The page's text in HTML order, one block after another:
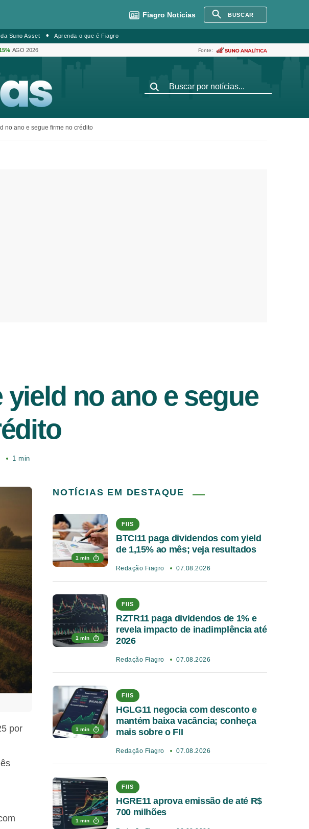
Fiagro Notícias BUSCAR
Suno Asset Aprenda o que é Fiagro
AGO 2026 Fonte:
no ano e segue firme no crédito
yield no ano e segue
1 min
por
NOTÍCIAS EM DESTAQUE
1 min
FIIS
BTCI11 paga dividendos com yield
de 1,15% ao mês; veja resultados
Redação Fiagro 07.08.2026
1 min
FIIS
RZTR11 paga dividendos de 1% e
revela impacto de inadimplência até
2026
Redação Fiagro 07.08.2026
1 min
FIIS
HGLG11 negocia com desconto e
mantém baixa vacância; conheça
mais sobre o FII
Redação Fiagro 07.08.2026
1 min
FIIS
HGRE11 aprova emissão de até R$
700 milhões